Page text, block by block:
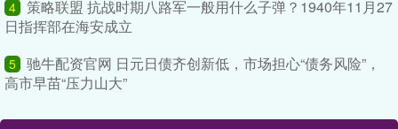
4 策略联盟 抗战时期八路军一般用什么子弹？1940年11月27
日指挥部在海安成立
5 驰牛配资官网 日元日债齐创新低，市场担心“债务风险”，
高市早苗“压力山大”